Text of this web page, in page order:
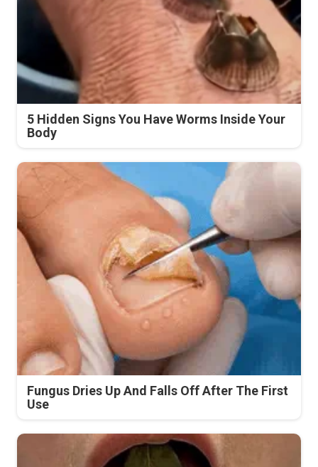
5 Hidden Signs You Have Worms Inside Your
Body
Fungus Dries Up And Falls Off After The First
Use